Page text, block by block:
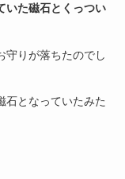
いた磁石とくっつい
守りが落ちたのでし
石となっていたみた